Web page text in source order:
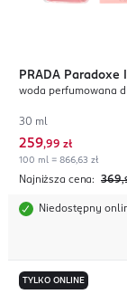
PRADA Paradoxe
woda perfumowana
30 ml
259,99 zł
100 ml = 866,63 zł
Najniższa cena: 369
Niedostępny
TYLKO ONLINE